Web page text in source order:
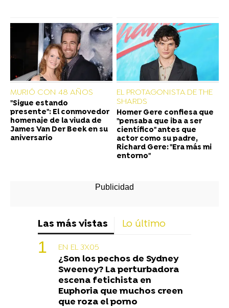
MURIÓ CON 48 AÑOS
"Sigue estando
presente": El conmovedor
homenaje de la viuda de
James Van Der Beek en su
aniversario
EL PROTAGONISTA DE THE
SHARDS
Homer Gere confiesa que
"pensaba que iba a ser
científico" antes que
actor como su padre,
Richard Gere: "Era más mi
entorno"
Las más vistas Lo último
EN EL 3X05
¿Son los pechos de Sydney
Sweeney? La perturbadora
escena fetichista en
Euphoria que muchos creen
que roza el porno